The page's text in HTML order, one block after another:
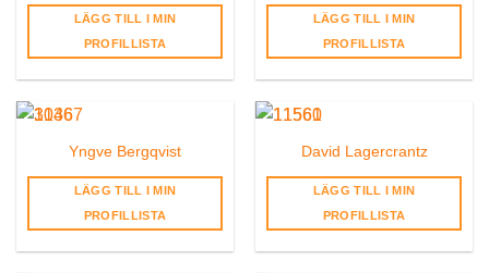
LÄGG TILL I MIN
PROFILLISTA
LÄGG TILL I MIN
PROFILLISTA
Yngve Bergqvist
LÄGG TILL I MIN
PROFILLISTA
David Lagercrantz
LÄGG TILL I MIN
PROFILLISTA